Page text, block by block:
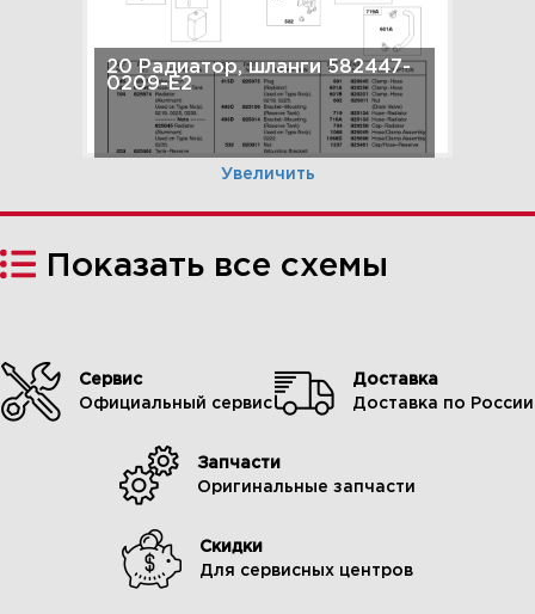
20 Радиатор, шланги 582447-
0209-E2
Увеличить
21 Маховик, корпус маховика
582447-0209-E2
Показать все схемы
Сервис
Официальный сервис
Доставка
Доставка по России
Запчасти
Оригинальные запчасти
Скидки
Для сервисных центров